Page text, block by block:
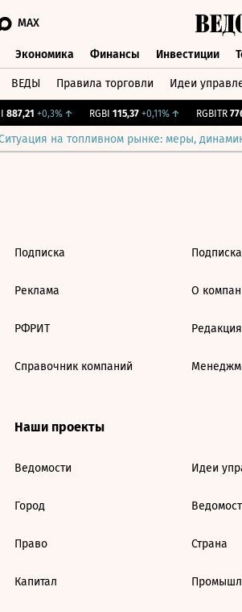
MAX
Экономика Финансы Инвестиции
ВЕДЫ Правила торговли Идеи
887,21 +0,3%↑ RGBI 115,37 +0,11%↑ RGBITR
на топливном рынке: меры,
Подписка
Реклама
РФРИТ
Справочник компаний
О
Редакция
Наши проекты
Ведомости
Город
Право
Капитал
Идеи
Страна